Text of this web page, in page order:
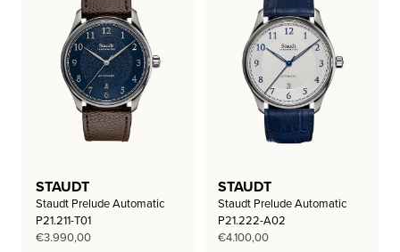
STAUDT
Staudt Prelude Automatic
P21.211-T01
€3.990,00
STAUDT
Staudt Prelude Automatic
P21.222-A02
€4.100,00